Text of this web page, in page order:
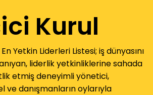
Kurul
Yetkin Liderleri Listesi; iş dünyasını
liderlik yetkinliklerine sahada
etmiş deneyimli yönetici,
ve danışmanların oylarıyla